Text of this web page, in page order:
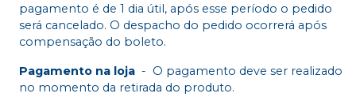
pagamento é de 1 dia útil, após esse período o pedido
será cancelado. O despacho do pedido ocorrerá após
compensação do boleto.
Pagamento na loja - O pagamento deve ser realizado
no momento da retirada do produto.